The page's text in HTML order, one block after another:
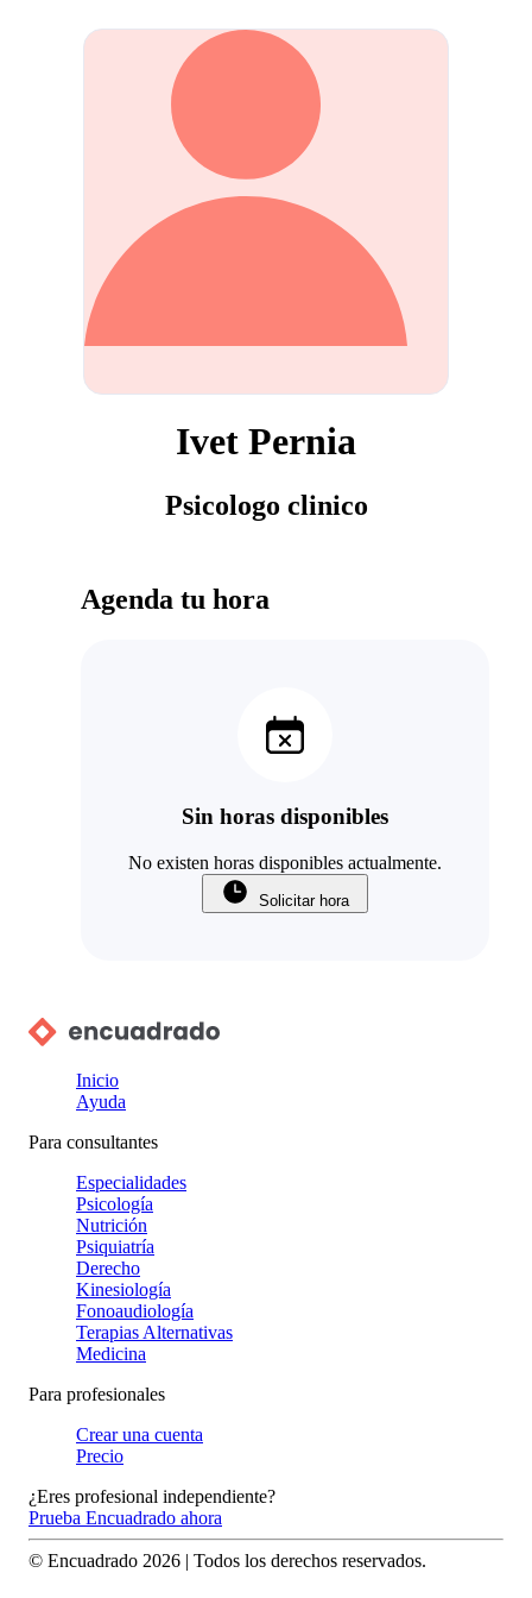
Ivet Pernia
Psicologo clinico
Agenda tu hora
Sin horas disponibles
No existen horas disponibles actualmente.
Solicitar hora
Inicio
Ayuda
Para consultantes
Especialidades
Psicología
Nutrición
Psiquiatría
Derecho
Kinesiología
Fonoaudiología
Terapias Alternativas
Medicina
Para profesionales
Crear una cuenta
Precio
¿Eres profesional independiente?
Prueba Encuadrado ahora
© Encuadrado 2026 | Todos los derechos reservados.